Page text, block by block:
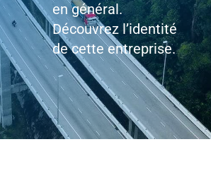
en général.
Découvrez l’identité
de cette entreprise.